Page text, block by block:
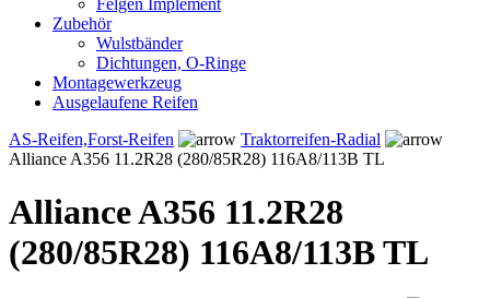
Felgen Implement
Zubehör
Wulstbänder
Dichtungen, O-Ringe
Montagewerkzeug
Ausgelaufene Reifen
AS-Reifen,Forst-Reifen
Traktorreifen-Radial
Alliance A356 11.2R28 (280/85R28) 116A8/113B TL
Alliance A356 11.2R28
(280/85R28) 116A8/113B TL